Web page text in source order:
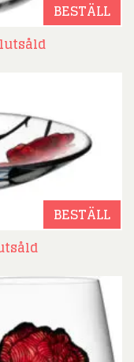
BESTÄLL
BESTÄLL